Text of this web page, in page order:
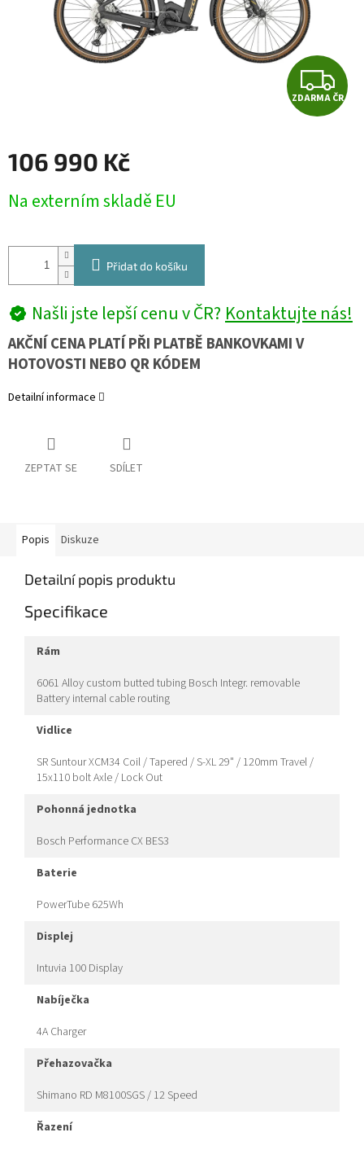
Z
D
ZDARMA ČR
106 990 Kč
cena:
Na externím skladě EU
Přidat do košíku
Našli jste lepší cenu v ČR?Kontaktujte nás!
AKČNÍ CENA PLATÍ PŘI PLATBĚ BANKOVKAMI V
HOTOVOSTI NEBO QR KÓDEM
Detailní informace
ZEPTAT SE SDÍLET
Popis Diskuze
Detailní popis produktu
Specifikace
rám
6061 Alloy custom butted tubing Bosch Integr. removable
Battery internal cable routing
vidlice
SR Suntour XCM34 Coil / Tapered / S-XL 29" / 120mm Travel /
15x110 bolt Axle / Lock Out
pohonná jednotka
Bosch Performance CX BES3
baterie
PowerTube 625Wh
displej
Intuvia 100 Display
nabíječka
4A Charger
přehazovačka
Shimano RD M8100SGS / 12 Speed
řazení